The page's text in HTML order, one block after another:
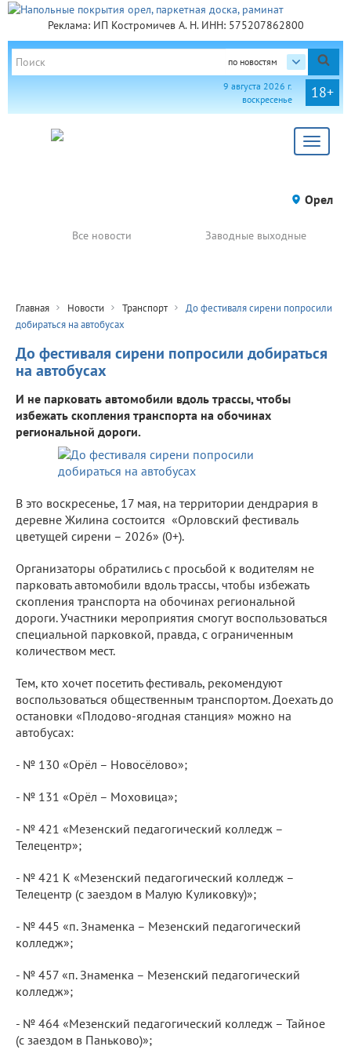
Реклама: ИП Костромичев А. Н. ИНН: 575207862800
по новостям
18+
9 августа 2026 г.
воскресенье
Toggle
Орел
Все новости Заводные выходные
Главная Новости Транспорт
До фестиваля сирени попросили
добираться на автобусах
До фестиваля сирени попросили добираться
на автобусах
И не парковать автомобили вдоль трассы, чтобы
избежать скопления транспорта на обочинах
региональной дороги.
В это воскресенье, 17 мая, на территории дендрария в
деревне Жилина состоится «Орловский фестиваль
цветущей сирени – 2026» (0+).
Организаторы обратились с просьбой к водителям не
парковать автомобили вдоль трассы, чтобы избежать
скопления транспорта на обочинах региональной
дороги. Участники мероприятия смогут воспользоваться
специальной парковкой, правда, с ограниченным
количеством мест.
Тем, кто хочет посетить фестиваль, рекомендуют
воспользоваться общественным транспортом. Доехать до
остановки «Плодово-ягодная станция» можно на
автобусах:
- № 130 «Орёл – Новосёлово»;
- № 131 «Орёл – Моховица»;
- № 421 «Мезенский педагогический колледж –
Телецентр»;
- № 421 К «Мезенский педагогический колледж –
Телецентр (с заездом в Малую Куликовку)»;
- № 445 «п. Знаменка – Мезенский педагогический
колледж»;
- № 457 «п. Знаменка – Мезенский педагогический
колледж»;
- № 464 «Мезенский педагогический колледж – Тайное
(с заездом в Паньково)»;